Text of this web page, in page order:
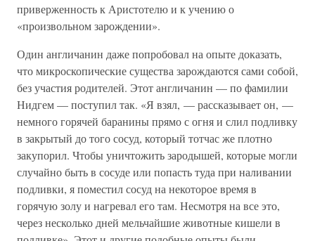
приверженность к Аристотелю и к учению о
«произвольном зарождении».
Один англичанин даже попробовал на опыте доказать,
что микроскопические существа зарождаются сами собой,
без участия родителей. Этот англичанин — по фамилии
Нидгем — поступил так. «Я взял, — рассказывает он, —
немного горячей баранины прямо с огня и слил подливку
в закрытый до того сосуд, который тотчас же плотно
закупорил. Чтобы уничтожить зародышей, которые могли
случайно быть в сосуде или попасть туда при наливании
подливки, я поместил сосуд на некоторое время в
горячую золу и нагревал его там. Несмотря на все это,
через несколько дней мельчайшие животные кишели в